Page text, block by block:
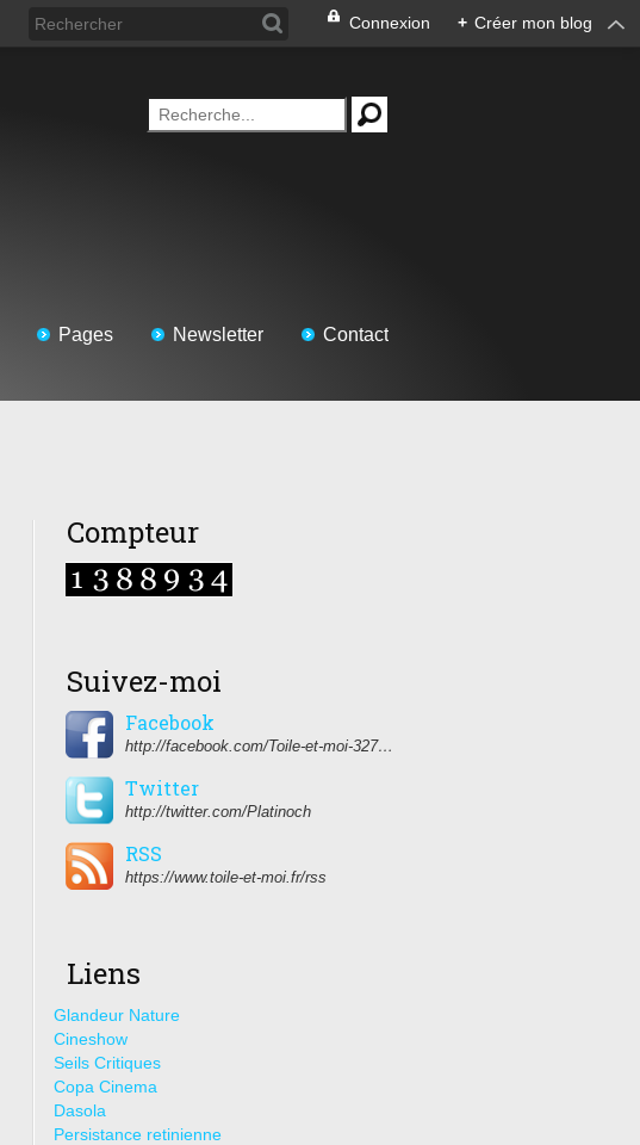
Connexion + Créer mon blog
Pages Newsletter Contact
Compteur
Suivez-moi
Facebook
http://facebook.com/Toile-et-moi-327459350627274/
Twitter
http://twitter.com/Platinoch
RSS
https://www.toile-et-moi.fr/rss
Liens
Glandeur Nature
Cineshow
Seils Critiques
Copa Cinema
Dasola
Persistance retinienne